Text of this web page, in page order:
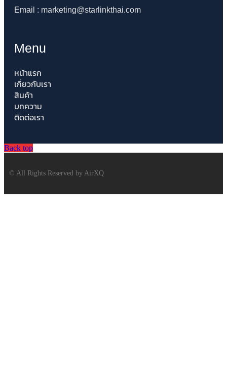
Email : marketing@starlinkthai.com
Menu
หน้าแรก
เกี่ยวกับเรา
สินค้า
บทความ
ติดต่อเรา
Back top
© All Rights Reserved by AirXQ